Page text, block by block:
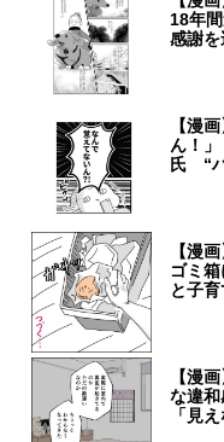
18年
感謝
【漫
ん！
氏 “
【漫
ゴミ
と子
【漫
な違
「見